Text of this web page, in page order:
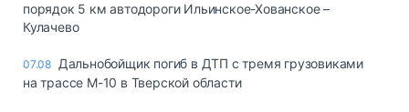
порядок 5 км автодороги Ильинское-Хованское –
Кулачево
07.08 Дальнобойщик погиб в ДТП с тремя грузовиками
на трассе М-10 в Тверской области